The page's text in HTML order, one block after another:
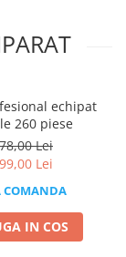
echipat
260 piese
Lei
Lei
COMANDA
IN COS